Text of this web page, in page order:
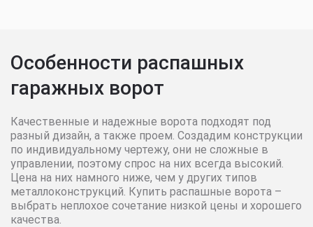
3300 36676
3400 37409 38158
3500 38158 38921 39699
3600 38921 39699 40493
Особенности распашных
гаражных ворот
Качественные и надежные ворота подходят под
разный дизайн, а также проем. Создадим конструкции
по индивидуальному чертежу, они не сложные в
управлении, поэтому спрос на них всегда высокий.
Цена на них намного ниже, чем у других типов
металлоконструкций. Купить распашные ворота –
выбрать неплохое сочетание низкой цены и хорошего
качества.